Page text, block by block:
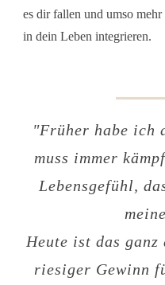
es dir fallen und umso
in dein Leben integrieren.
"Früher habe ich
muss immer
Lebensgefühl,
Heute ist das
riesiger Gewinn